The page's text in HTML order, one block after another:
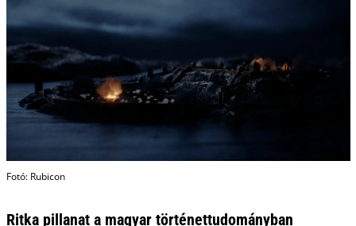
Fotó: Rubicon
Ritka pillanat a magyar történettudományban